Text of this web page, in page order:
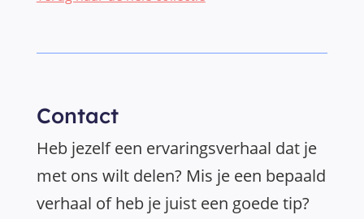
Contact
Heb jezelf een ervaringsverhaal dat je
met ons wilt delen? Mis je een bepaald
verhaal of heb je juist een goede tip?